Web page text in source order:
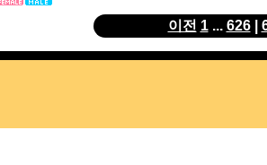
이전 1... 626|